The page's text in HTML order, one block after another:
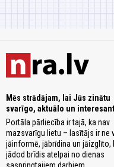
Mēs strādājam, lai Jūs zinātu
svarīgo, aktuālo un
Portāla pārliecība ir tajā, ka nav
mazsvarīgu lietu – lasītājs ir ne
jāinformē, jābrīdina un jāizglīto,
jādod brīdis atelpai no dienas